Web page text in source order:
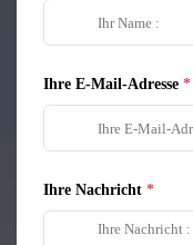
Ihre E-Mail-Adresse
Ihre Nachricht